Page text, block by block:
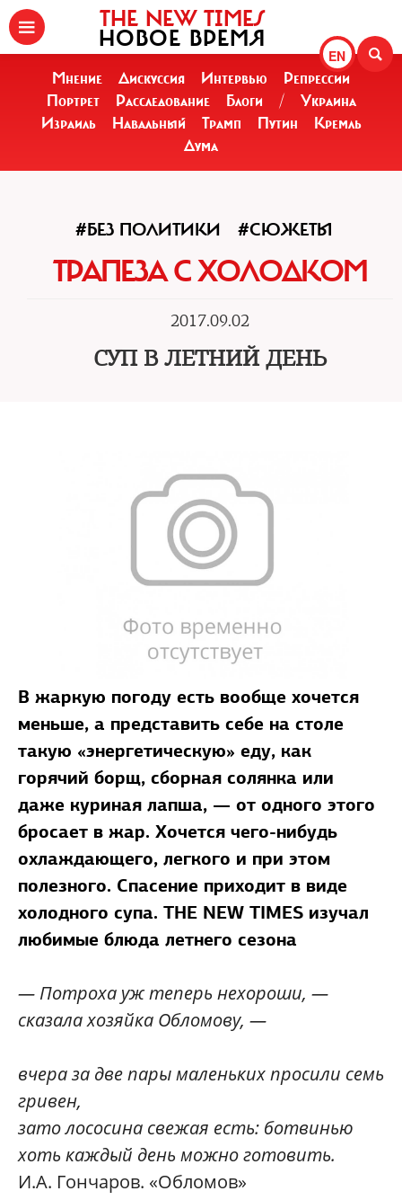
EN
THE NEW TIMES
НОВОЕ ВРЕМЯ
Мнение Дискуссия Интервью
Репрессии
Портрет
Расследование Блоги /
Украина
Израиль
Навальный Трамп Путин
Кремль
Дума
#БЕЗ ПОЛИТИКИ #СЮЖЕТЫ
ТРАПЕЗА С ХОЛОДКОМ
2017.09.02
СУП В ЛЕТНИЙ ДЕНЬ
В жаркую погоду есть вообще хочется
меньше, а представить себе на столе
такую «энергетическую» еду, как
горячий борщ, сборная солянка или
даже куриная лапша, — от одного этого
бросает в жар. Хочется чего-нибудь
охлаждающего, легкого и при этом
полезного. Спасение приходит в виде
холодного супа. THE NEW TIMES изучал
любимые блюда летнего сезона
— Потроха уж теперь нехороши, —
сказала хозяйка Обломову, —
вчера за две пары маленьких просили семь
гривен,
зато лососина свежая есть: ботвинью
хоть каждый день можно готовить.
И.А. Гончаров. «Обломов»